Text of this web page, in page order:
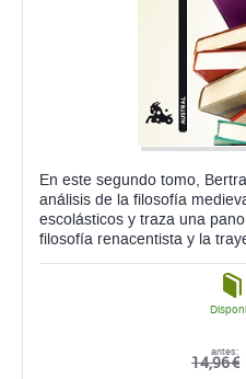
En este segundo tomo,
análisis de la filosofía
escolásticos y traza una
filosofía renacentista y la
antes:
14,96 €